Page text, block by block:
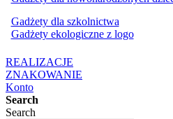
Gadżety dla szkolnictwa
Gadżety ekologiczne z logo
REALIZACJE
ZNAKOWANIE
Konto
Search
Search